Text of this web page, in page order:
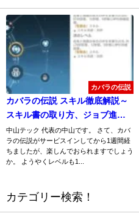
カバラの伝説
カバラの伝説 スキル徹底解説～
スキル書の取り方、ジョブ進化
など～【カバデン】
中山テック 代表の中山です。 さて、カバ
ラの伝説がサービスインしてから1週間経
ちましたが、楽しんでおられますでしょう
か。 ようやくレベルも1...
カテゴリー検索！